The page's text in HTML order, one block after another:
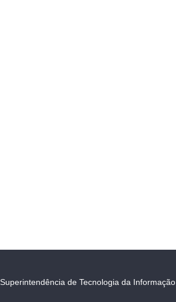
Superintendência de Tecnologia da Informação